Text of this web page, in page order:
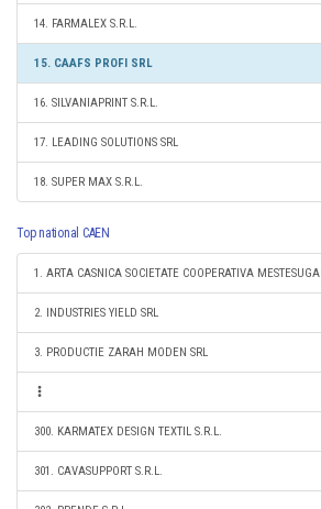
14. FARMALEX S.R.L.
15. CAAFS PROFI SRL
16. SILVANIAPRINT S.R.L.
17. LEADING SOLUTIONS SRL
18. SUPER MAX S.R.L.
Top national CAEN
1. ARTA CASNICA SOCIETATE COOPERATIVA
2. INDUSTRIES YIELD SRL
3. PRODUCTIE ZARAH MODEN SRL
300. KARMATEX DESIGN TEXTIL S.R.L.
301. CAVASUPPORT S.R.L.